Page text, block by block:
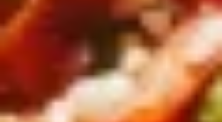
Manchmal sind es die kleinen Dinge, die
Großes bewirken. Unsere Wundertüte ist ein
kleines, handvernähtes Wunder voller feiner
Überraschungen, das deinen Liebsten ein
Lächeln ins Gesicht zaubert. Alle unsere
Produkte folgen unserem Gepp's
Reinheitsgebot: Frei von künstlichen
Aromen, Geschmacksverstärkern oder